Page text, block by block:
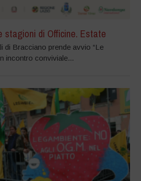
stagioni di Officine. Estate
di Bracciano prende avvio “Le
incontro conviviale...